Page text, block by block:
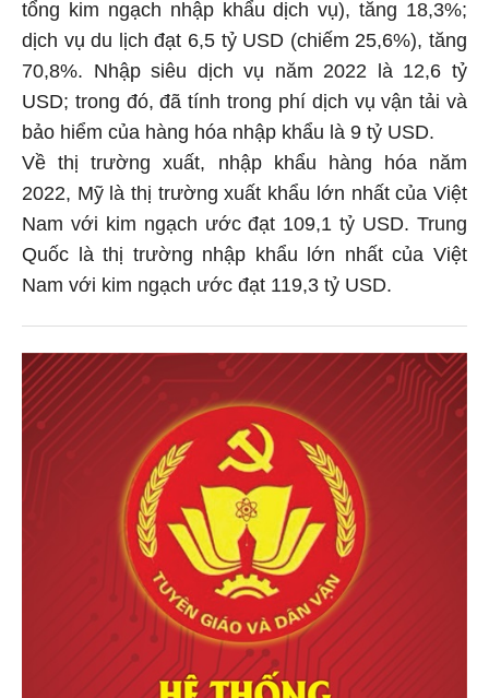
tổng kim ngạch nhập khẩu dịch vụ), tăng 18,3%;
dịch vụ du lịch đạt 6,5 tỷ USD (chiếm 25,6%), tăng
70,8%. Nhập siêu dịch vụ năm 2022 là 12,6 tỷ
USD; trong đó, đã tính trong phí dịch vụ vận tải và
bảo hiểm của hàng hóa nhập khẩu là 9 tỷ USD.
Về thị trường xuất, nhập khẩu hàng hóa năm
2022, Mỹ là thị trường xuất khẩu lớn nhất của Việt
Nam với kim ngạch ước đạt 109,1 tỷ USD. Trung
Quốc là thị trường nhập khẩu lớn nhất của Việt
Nam với kim ngạch ước đạt 119,3 tỷ USD.